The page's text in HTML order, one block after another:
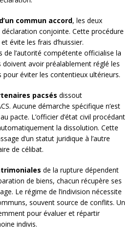
commun accord, les deux
conjointe. Cette procédure
évite les frais d’huissier.
de l’autorité compétente officialise la
avoir préalablement réglé les
éviter les contentieux ultérieurs.
pacsés dissout
Aucune démarche spécifique n’est
pacte. L’officier d’état civil procédant
la dissolution. Cette
d’un statut juridique à l’autre
de célibat.
de la rupture dépendent
de biens, chacun récupère ses
Le régime de l’indivision nécessite
souvent source de conflits. Un
pour évaluer et répartir
indivis.